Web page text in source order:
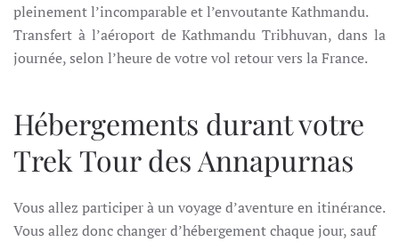
pleinement l’incomparable et l’envoutante Kathmandu.
Transfert à l’aéroport de Kathmandu Tribhuvan, dans la
journée, selon l’heure de votre vol retour vers la France.
Hébergements durant votre
Trek Tour des Annapurnas
Vous allez participer à un voyage d’aventure en itinérance.
Vous allez donc changer d’hébergement chaque jour, sauf